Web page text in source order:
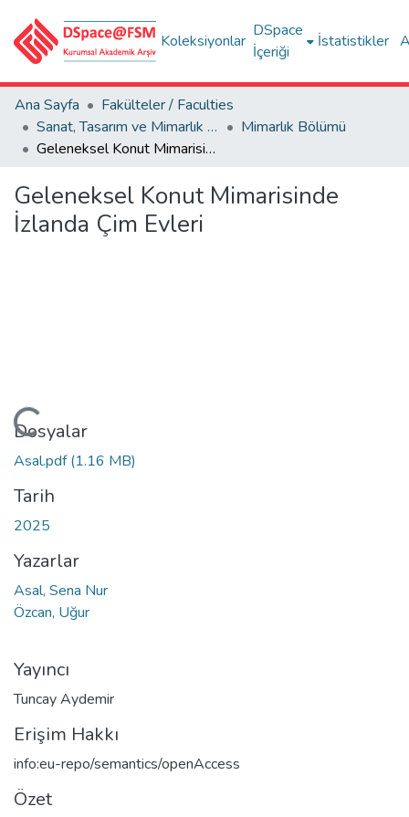
Koleksiyonlar
DSpace
İçeriği
İstatistikler
Ana Sayfa
Fakülteler / Faculties
Sanat, Tasarım ve Mimarlık Fakültesi / Faculty of Arts, Design and Architecture
Mimarlık Bölümü
Geleneksel Konut Mimarisinde İzlanda Çim Evleri
Geleneksel Konut Mimarisinde
İzlanda Çim Evleri
Dosyalar
Asal.pdf(1.16 MB)
Tarih
2025
Yazarlar
Asal, Sena Nur
Özcan, Uğur
Yayıncı
Tuncay Aydemir
Erişim Hakkı
info:eu-repo/semantics/openAccess
Özet